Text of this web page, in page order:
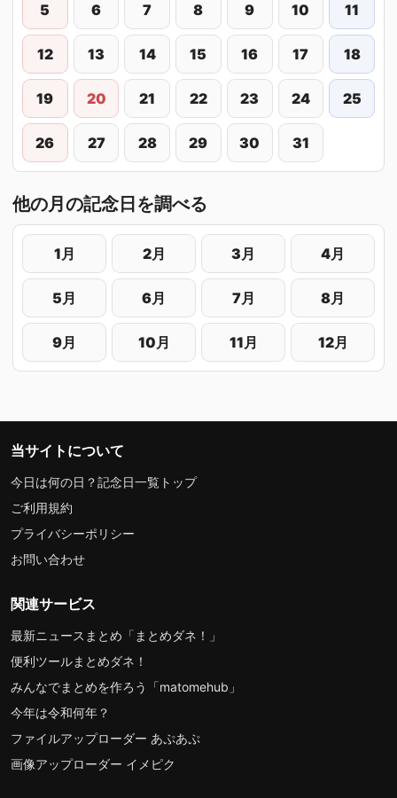
5 6 7 8 9 10 11
12 13 14 15 16 17 18
19 20 21 22 23 24 25
26 27 28 29 30 31
他の月の記念日を調べる
1月 2月 3月 4月
5月 6月 7月 8月
9月 10月 11月 12月
当サイトについて
今日は何の日？記念日一覧トップ
ご利用規約
プライバシーポリシー
お問い合わせ
関連サービス
最新ニュースまとめ「まとめダネ！」
便利ツールまとめダネ！
みんなでまとめを作ろう「matomehub」
今年は令和何年？
ファイルアップローダー あぷあぷ
画像アップローダー イメピク